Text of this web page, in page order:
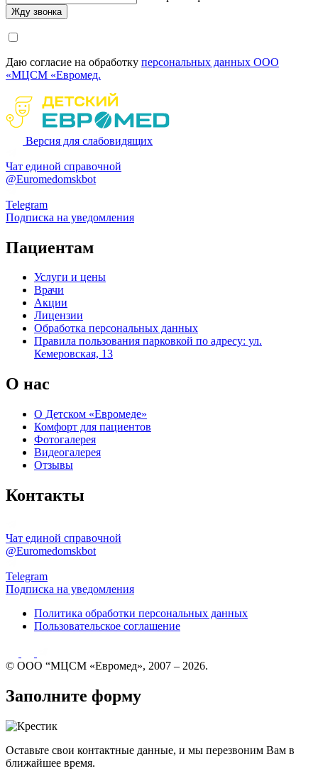
Даю согласие на обработку персональных данных ООО
«МЦСМ «Евромед.
Версия для слабовидящих
Чат единой справочной
@Euromedomskbot
Telegram
Подписка на уведомления
Пациентам
Услуги и цены
Врачи
Акции
Лицензии
Обработка персональных данных
Правила пользования парковкой по адресу: ул.
Кемеровская, 13
О нас
О Детском «Евромеде»
Комфорт для пациентов
Фотогалерея
Видеогалерея
Отзывы
Контакты
Чат единой справочной
@Euromedomskbot
Telegram
Подписка на уведомления
Политика обработки персональных данных
Пользовательское соглашение
© ООО “МЦСМ «Евромед», 2007 – 2026.
Заполните форму
Оставьте свои контактные данные, и мы перезвоним Вам в
ближайшее время.